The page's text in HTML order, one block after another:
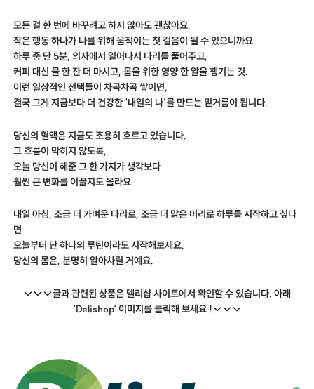
모든 걸 한 번에 바꾸려고 하지 않아도 괜찮아요.
작은 행동 하나가 나를 위해 움직이는 첫 걸음이 될 수 있으니까요.
하루 중 단 5분, 의자에서 일어나서 다리를 풀어주고,
커피 대신 물 한 잔 더 마시고, 몸을 위한 영양 한 알을 챙기는 것.
이런 일상적인 선택들이 차곡차곡 쌓이면,
결국 그게 지금보다 더 건강한 ‘내일의 나’를 만드는 밑거름이 됩니다.
당신의 혈액은 지금도 조용히 흐르고 있습니다.
그 흐름이 막히지 않도록,
오늘 당신이 해준 그 한 가지가생각보다
훨씬 큰 변화를 이끌지도 몰라요.
내일 아침, 조금 더 가벼운 다리로, 조금 더 맑은 머리로 하루를 시작하고 싶다
면
오늘부터 단 하나의 루틴이라도 시작해보세요.
당신의 몸은, 분명히 알아차릴 거예요.
↓↓↓글과 관련된 상품은 델리샵 사이트에서 확인할 수 있습니다. 아래
‘Delishop‘ 이미지를 클릭해 보세요 !↓↓↓